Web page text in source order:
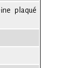
plaqué